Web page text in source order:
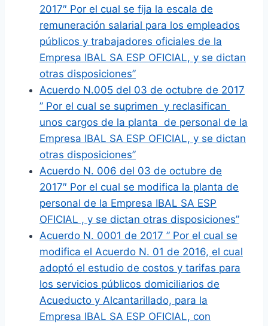
2017″ Por el cual se fija la escala de
remuneración salarial para los empleados
públicos y trabajadores oficiales de la
Empresa IBAL SA ESP OFICIAL, y se dictan
otras disposiciones”
Acuerdo N.005 del 03 de octubre de 2017
” Por el cual se suprimen y reclasifican
unos cargos de la planta de personal de la
Empresa IBAL SA ESP OFICIAL, y se dictan
otras disposiciones”
Acuerdo N. 006 del 03 de octubre de
2017″ Por el cual se modifica la planta de
personal de la Empresa IBAL SA ESP
OFICIAL , y se dictan otras disposiciones”
Acuerdo N. 0001 de 2017 ” Por el cual se
modifica el Acuerdo N. 01 de 2016, el cual
adoptó el estudio de costos y tarifas para
los servicios públicos domiciliarios de
Acueducto y Alcantarillado, para la
Empresa IBAL SA ESP OFICIAL, con